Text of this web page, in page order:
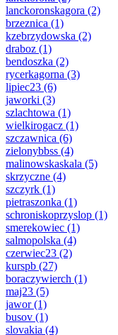
lanckoronskagora (2)
brzeznica (1)
kzebrzydowska (2)
draboz (1)
bendoszka (2)
rycerkagorna (3)
lipiec23 (6)
jaworki (3)
szlachtowa (1)
wielkirogacz (1)
szczawnica (6)
zielonybbss (4)
malinowskaskala (5)
skrzyczne (4)
szczyrk (1)
pietraszonka (1)
schroniskoprzyslop (1)
smerekowiec (1)
salmopolska (4)
czerwiec23 (2)
kurspb (27)
boraczywierch (1)
maj23 (5)
jawor(1)
busov (1)
slovakia (4)